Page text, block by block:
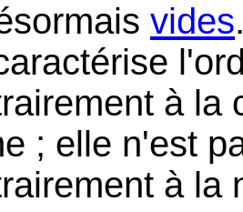
vides
à la
; elle n'est
à